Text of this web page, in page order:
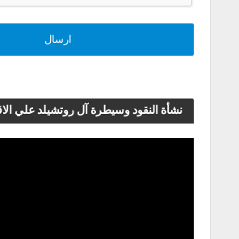
نشأة النقود وسيطرة آل روتشيلد علي